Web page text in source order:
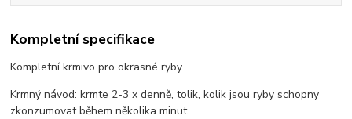
Kompletní specifikace
Kompletní krmivo pro okrasné ryby.
Krmný návod: krmte 2-3 x denně, tolik, kolik jsou ryby schopny
zkonzumovat během několika minut.